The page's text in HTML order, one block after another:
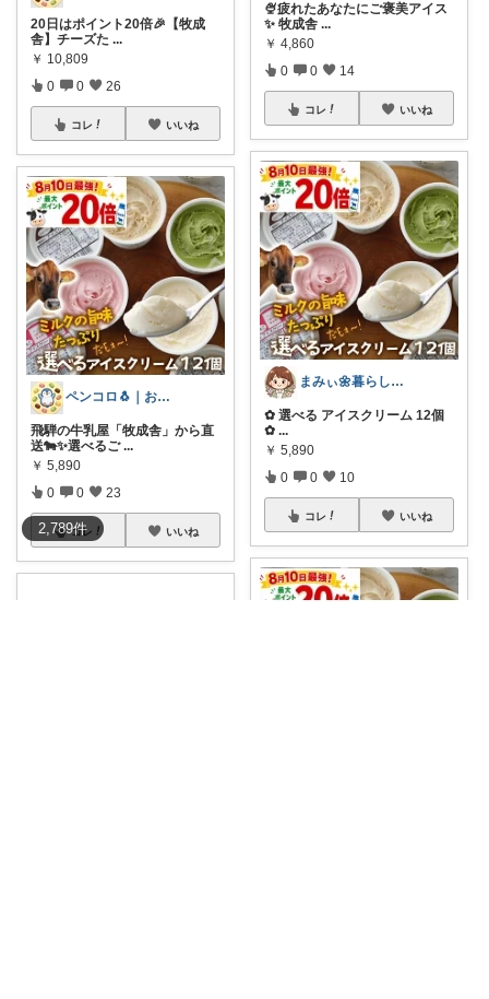
2,789件
20日はポイント20倍🎉【牧成
舎】チーズた ...
￥ 10,809
0 0 26
コレ いいね
ペンコロ🐧｜お菓子・グルメ・ふるさと
飛騨の牛乳屋「牧成舎」から直
送🐄✨選べるご ...
￥ 5,890
0 0 23
コレ いいね
🍨疲れたあなたにご褒美アイス
✨ 牧成舎 ...
￥ 4,860
0 0 14
コレ いいね
まみぃ🌼暮らしの便利グッズ｜毎日朝コレ
✿ 選べる アイスクリーム 12個
✿ ...
￥ 5,890
0 0 10
コレ いいね